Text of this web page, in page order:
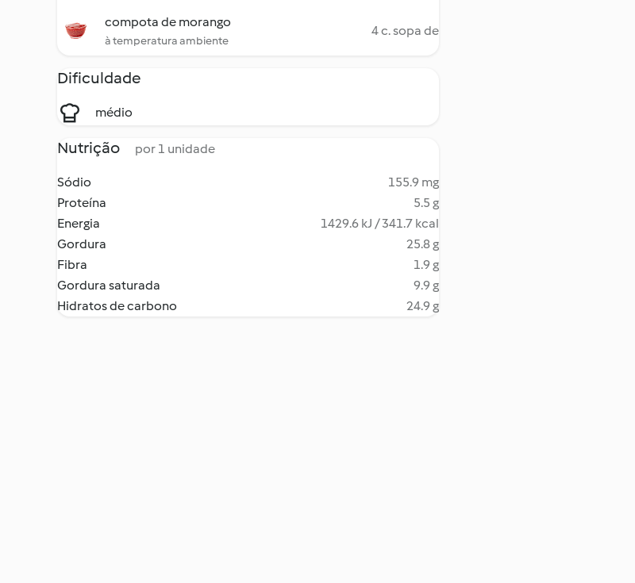
compota de morango
à temperatura ambiente
4 c. sopa de
Dificuldade
médio
Nutrição por 1 unidade
Sódio
155.9 mg
Proteína
5.5 g
Energia
1429.6 kJ / 341.7 kcal
Gordura
25.8 g
Fibra
1.9 g
Gordura saturada
9.9 g
Hidratos de carbono
24.9 g